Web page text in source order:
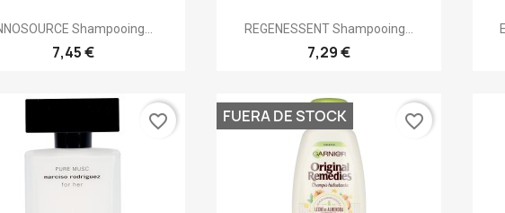
Vista rápida
Shampooing...
7,45 €
Vista rápida
REGENESSENT Shampooing...
7,29 €
favorite_border FUERA DE STOCK favorite_border